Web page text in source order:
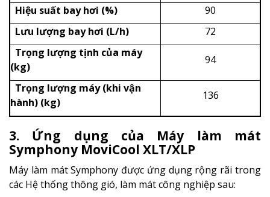
Hiệu suất bay hơi (%)
90
Lưu lượng bay hơi (L/h)
72
Trọng lượng tịnh của máy
(kg)
94
Trọng lượng máy (khi vận
hành) (kg)
136
3. Ứng dụng của Máy làm mát
Symphony MoviCool XLT/XLP
Máy làm mát Symphony được ứng dụng rộng rãi trong
các Hệ thống thông gió, làm mát công nghiệp sau: